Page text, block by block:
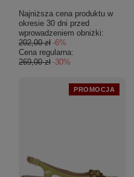
Najniższa cena produktu w
okresie 30 dni przed
wprowadzeniem obniżki:
202,00 zł -6%
Cena regularna:
269,00 zł -30%
PROMOCJA